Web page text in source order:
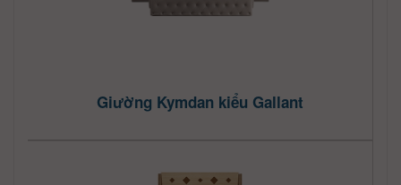
Giường Kymdan kiểu Gallant